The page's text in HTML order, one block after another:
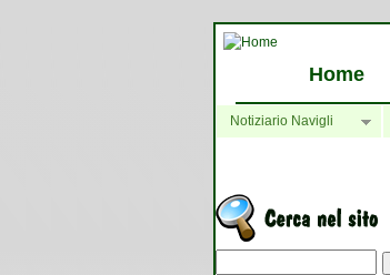
Home
Notiziario Navigli
Maschera di ricerca